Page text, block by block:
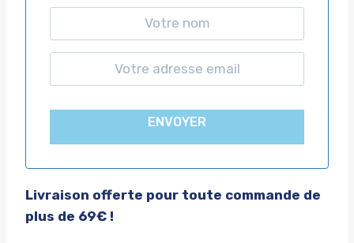
ENVOYER
Livraison offerte pour toute commande de
plus de 69€ !